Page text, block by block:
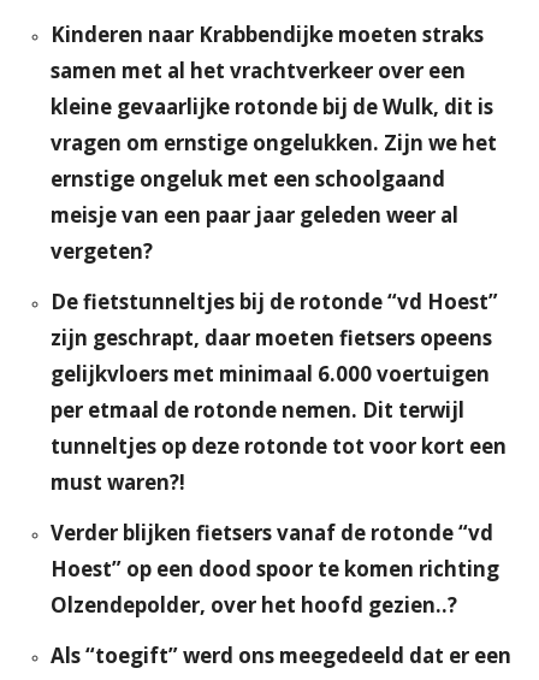
Kinderen naar Krabbendijke moeten straks
samen met al het vrachtverkeer over een
kleine gevaarlijke rotonde bij de Wulk, dit is
vragen om ernstige ongelukken. Zijn we het
ernstige ongeluk met een schoolgaand
meisje van een paar jaar geleden weer al
vergeten?
De fietstunneltjes bij de rotonde “vd Hoest”
zijn geschrapt, daar moeten fietsers opeens
gelijkvloers met minimaal 6.000 voertuigen
per etmaal de rotonde nemen. Dit terwijl
tunneltjes op deze rotonde tot voor kort een
must waren?!
Verder blijken fietsers vanaf de rotonde “vd
Hoest” op een dood spoor te komen richting
Olzendepolder, over het hoofd gezien..?
Als “toegift” werd ons meegedeeld dat er een